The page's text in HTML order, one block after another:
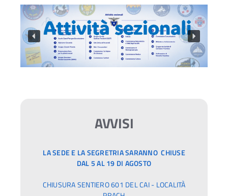
AVVISI
LA SEDE E LA SEGRETRIA SARANNO CHIUSE
DAL 5 AL 19 DI AGOSTO
CHIUSURA SENTIERO 601 DEL CAI - LOCALITÀ